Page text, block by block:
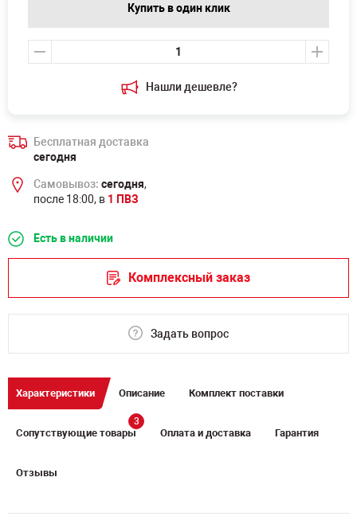
Нашли дешевле?
Купить в один клик
Бесплатная доставка
сегодня
Самовывоз: сегодня,
после 18:00, в 1 ПВЗ
Есть в наличии
Комплексный заказ
Задать вопрос
Характеристики Описание Комплект поставки
Сопутствующие товары
3
Оплата и доставка Гарантия
Отзывы